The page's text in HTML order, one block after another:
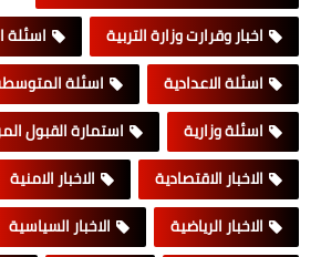
اخبار وقرارت وزارة التربية
اسئلة
اسئلة الاعدادية
اسئلة
اسئلة وزارية
استمارة القبول
الاخبار الاقتصادية
الاخبار الامنية
الاخبار الرياضية
الاخبار السياسية